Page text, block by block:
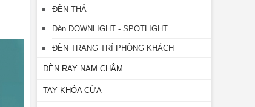
ĐÈN THẢ
Đèn DOWNLIGHT - SPOTLIGHT
ĐÈN TRANG TRÍ PHÒNG KHÁCH
ĐÈN RAY NAM CHÂM
TAY KHÓA CỬA